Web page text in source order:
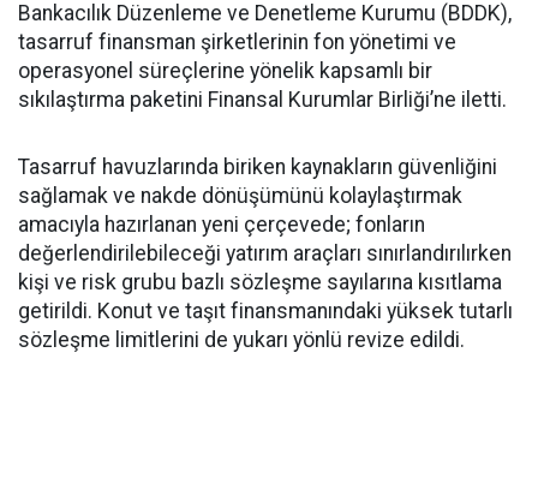
Bankacılık Düzenleme ve Denetleme Kurumu (BDDK),
tasarruf finansman şirketlerinin fon yönetimi ve
operasyonel süreçlerine yönelik kapsamlı bir
sıkılaştırma paketini Finansal Kurumlar Birliği’ne iletti.
Tasarruf havuzlarında biriken kaynakların güvenliğini
sağlamak ve nakde dönüşümünü kolaylaştırmak
amacıyla hazırlanan yeni çerçevede; fonların
değerlendirilebileceği yatırım araçları sınırlandırılırken
kişi ve risk grubu bazlı sözleşme sayılarına kısıtlama
getirildi. Konut ve taşıt finansmanındaki yüksek tutarlı
sözleşme limitlerini de yukarı yönlü revize edildi.